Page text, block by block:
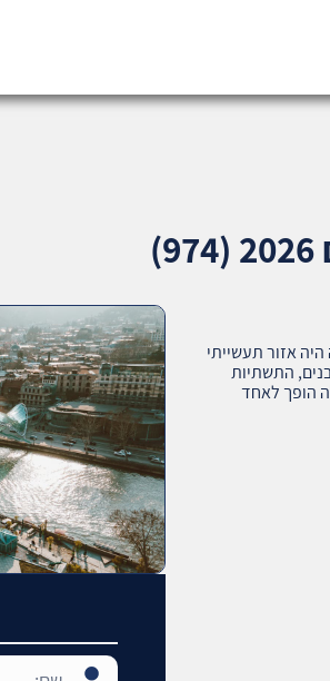
אזור תעשייתי
התשתיות
ומשקיעים הולך וגדל. בשנת 2026 אבצ׳אלה הופך לאחד